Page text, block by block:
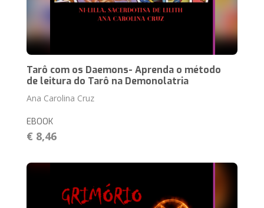
Tarô com os Daemons- Aprenda o método
de leitura do Tarô na Demonolatria
Ana Carolina Cruz
EBOOK
€ 8,46